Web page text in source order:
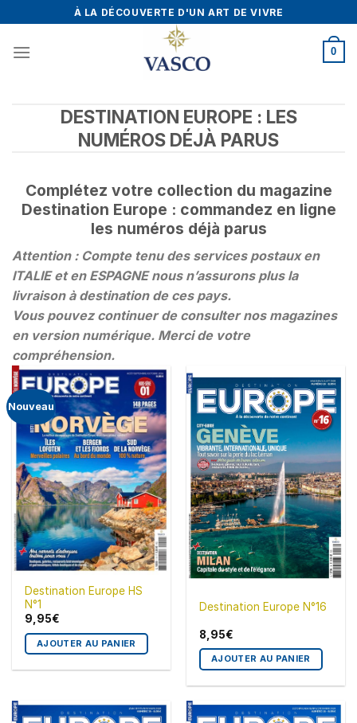
to
content
À LA DÉCOUVERTE D'UN ART DE VIVRE
0
DESTINATION EUROPE : LES
NUMÉROS DÉJÀ PARUS
Complétez votre collection du magazine
Destination Europe : commandez en ligne
les numéros déjà parus
Attention : Compte tenu des services postaux en
ITALIE et en ESPAGNE nous n’assurons plus la
livraison à destination de ces pays.
Vous pouvez continuer de consulter nos magazines
en version numérique. Merci de votre
compréhension.
Nouveau
Destination Europe HS
N°1
9,95€
AJOUTER AU PANIER
Destination Europe N°16
8,95€
AJOUTER AU PANIER